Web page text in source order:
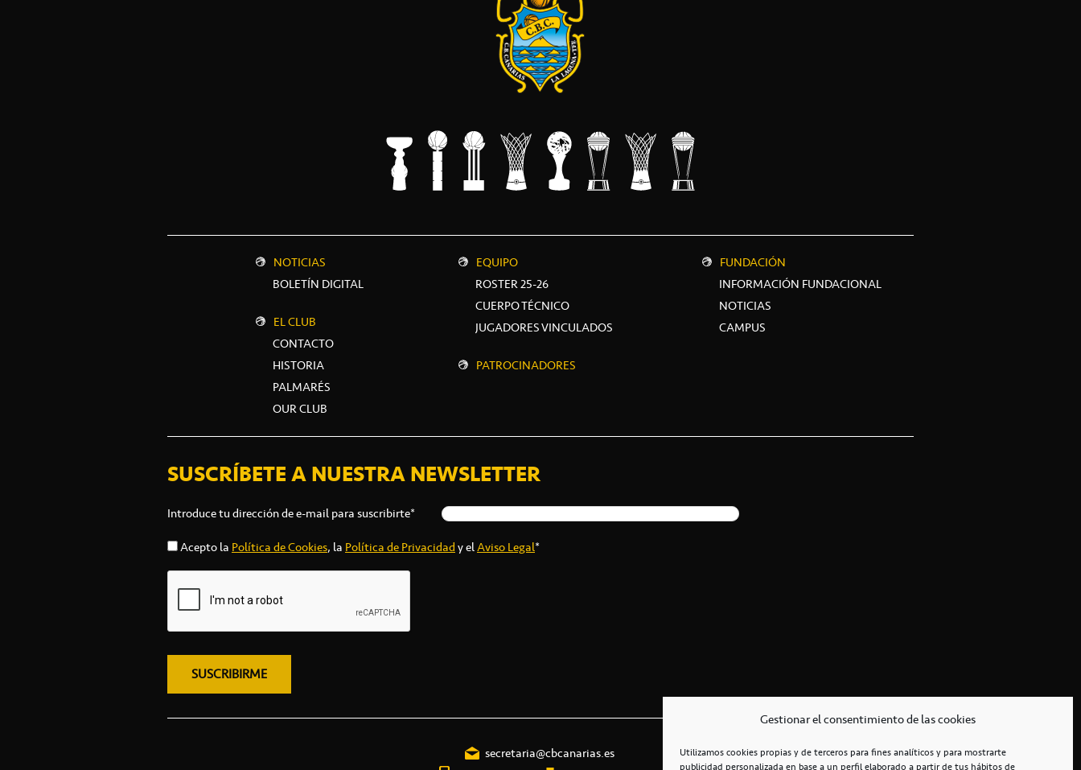
Gestionar el consentimiento de las cookies
Utilizamos cookies propias y de terceros para fines analíticos y para mostrarte
publicidad personalizada en base a un perfil elaborado a partir de tus hábitos de
NOTICIAS
BOLETÍN DIGITAL
EL CLUB
CONTACTO
HISTORIA
PALMARÉS
OUR CLUB
EQUIPO
ROSTER 25-26
CUERPO TÉCNICO
JUGADORES VINCULADOS
PATROCINADORES
FUNDACIÓN
INFORMACIÓN FUNDACIONAL
NOTICIAS
CAMPUS
SUSCRÍBETE A NUESTRA NEWSLETTER
Introduce tu dirección de e-mail para suscribirte*
Acepto laPolítica de Cookies, laPolítica de Privacidady elAviso Legal*
secretaria@cbcanarias.es